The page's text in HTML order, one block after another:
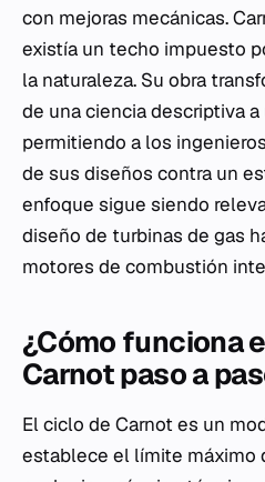
con mejoras mecánicas.
existía un techo impuesto
la naturaleza. Su obra
de una ciencia descriptiva
permitiendo a los
de sus diseños contra un
enfoque sigue siendo
diseño de turbinas de gas
motores de combustión
¿Cómo funciona
Carnot paso a
El ciclo de Carnot es un
establece el límite máximo